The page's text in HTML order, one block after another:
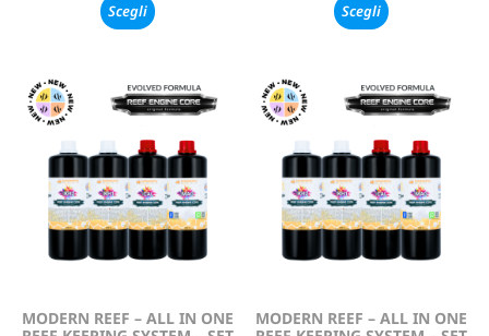
Scegli Scegli
MODERN REEF – ALL IN ONE
MODERN REEF – ALL IN ONE